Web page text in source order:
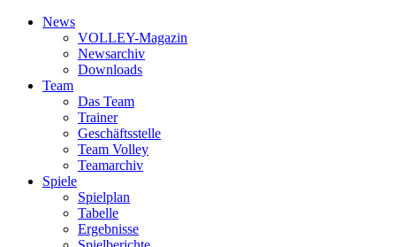
News
VOLLEY-Magazin
News­archiv
Downloads
Team
Das Team
Trainer
Geschäfts­stelle
Team Volley
Team­archiv
Spiele
Spielplan
Tabelle
Ergebnisse